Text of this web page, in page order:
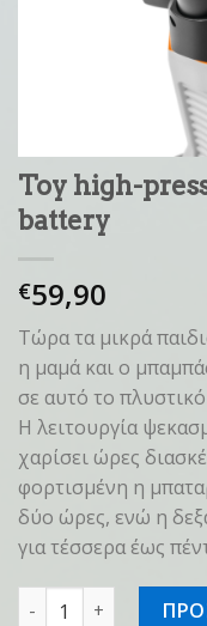
Toy high-
battery
€59,90
Τώρα τα μικρά
η μαμά και ο
σε αυτό το
Η λειτουργία
χαρίσει ώρες
φορτισμένη η
δύο ώρες, ενώ η
για τέσσερα έως
Toy high-pressure